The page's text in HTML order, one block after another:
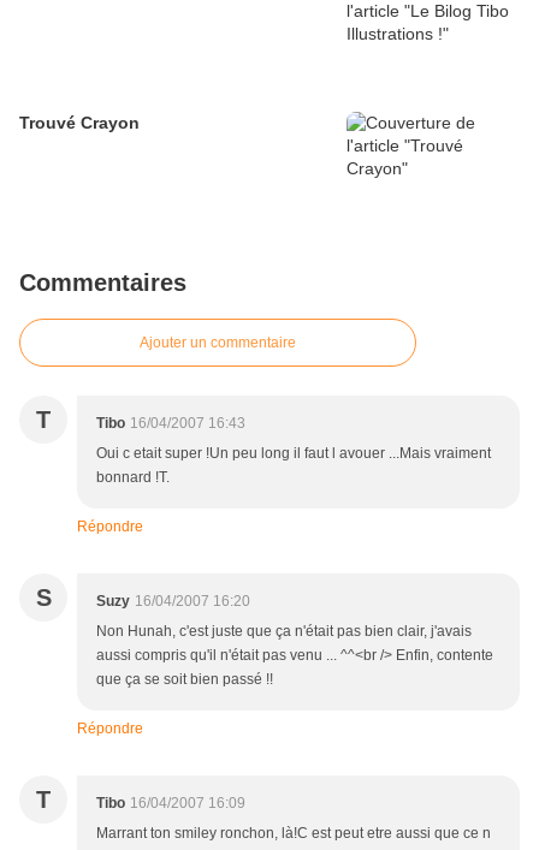
Trouvé Crayon
Commentaires
Ajouter un commentaire
T Tibo 16/04/2007 16:43
Oui c etait super !Un peu long il faut l avouer ...Mais vraiment
bonnard !T.
Répondre
S Suzy 16/04/2007 16:20
Non Hunah, c'est juste que ça n'était pas bien clair, j'avais
aussi compris qu'il n'était pas venu ... ^^<br /> Enfin, contente
que ça se soit bien passé !!
Répondre
T Tibo 16/04/2007 16:09
Marrant ton smiley ronchon, là!C est peut etre aussi que ce n